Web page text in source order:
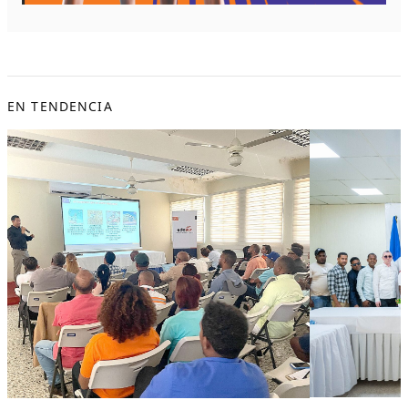
EN TENDENCIA